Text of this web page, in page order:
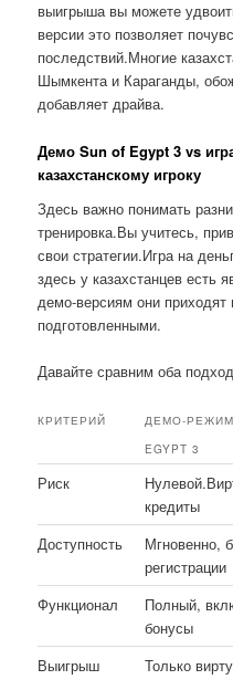
выигрыша вы можете
версии это позволяет
последствий.Многие
Шымкента и Караганды,
добавляет драйва.
Демо Sun of Egypt 3 vs
казахстанскому игроку
Здесь важно понимать
тренировка.Вы учитесь,
свои стратегии.Игра на
здесь у казахстанцев есть
демо-версиям они приходят
подготовленными.
Давайте сравним оба
КРИТЕРИЙ
ДЕМО-РЕЖИМ
EGYPT 3
Риск
кредиты
Доступность
Мгновенно,
регистрации
Функционал
Полный,
бонусы
Выигрыш
Только